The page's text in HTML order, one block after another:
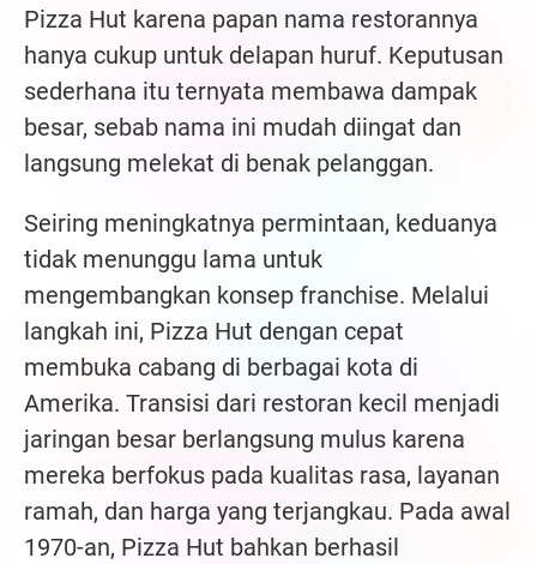
Pizza Hut karena papan nama restorannya
hanya cukup untuk delapan huruf. Keputusan
sederhana itu ternyata membawa dampak
besar, sebab nama ini mudah diingat dan
langsung melekat di benak pelanggan.
Seiring meningkatnya permintaan, keduanya
tidak menunggu lama untuk
mengembangkan konsep franchise. Melalui
langkah ini, Pizza Hut dengan cepat
membuka cabang di berbagai kota di
Amerika. Transisi dari restoran kecil menjadi
jaringan besar berlangsung mulus karena
mereka berfokus pada kualitas rasa, layanan
ramah, dan harga yang terjangkau. Pada awal
1970-an, Pizza Hut bahkan berhasil